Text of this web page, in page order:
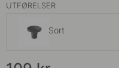
UTFØRELSER
Sort